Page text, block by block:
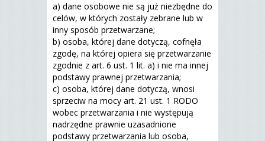
a) dane osobowe nie są już niezbędne do
celów, w których zostały zebrane lub w
inny sposób przetwarzane;
b) osoba, której dane dotyczą, cofnęła
zgodę, na której opiera się przetwarzanie
zgodnie z art. 6 ust. 1 lit. a) i nie ma innej
podstawy prawnej przetwarzania;
c) osoba, której dane dotyczą, wnosi
sprzeciw na mocy art. 21 ust. 1 RODO
wobec przetwarzania i nie występują
nadrzędne prawnie uzasadnione
podstawy przetwarzania lub osoba,